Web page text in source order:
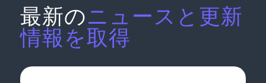
最新のニュースと更新
情報を取得